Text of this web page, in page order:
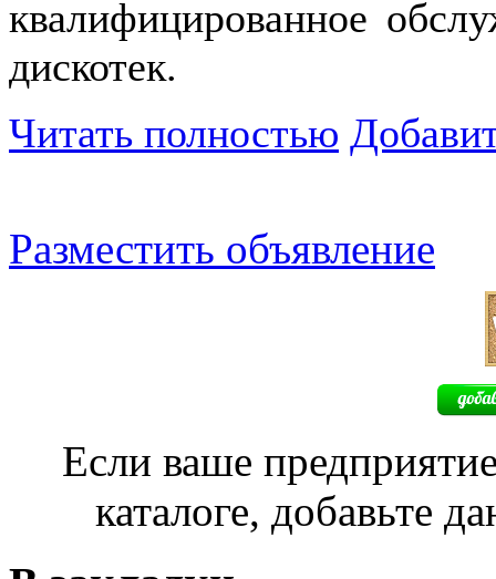
квалифицированное
дискотек.
Читать полностью
Разместить объявление
Если ваше
каталоге, добавьте